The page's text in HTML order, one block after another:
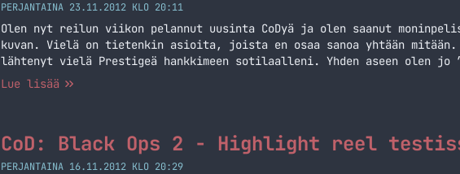
PERJANTAINA 23.11.2012 KLO 20:11
Olen nyt reilun viikon pelannut uusinta CoDyä ja olen saanut
kuvan. Vielä on tietenkin asioita, joista en osaa sanoa yhtään
lähtenyt vielä Prestigeä hankkimeen sotilaalleni. Yhden aseen olen jo
MSMC nimisen SMG:n. Paljon on uutta tullut myös scorestreakkeihin ja
Lue lisää
CoD: Black Ops 2 - Highlight reel
PERJANTAINA 16.11.2012 KLO 20:29